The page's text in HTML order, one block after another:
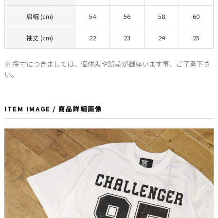
肩幅 (cm) 54 56 58 60
袖丈 (cm) 22 23 24 25
※ 採寸につきましては、個体差や誤差が御座います事、ご了承下さ
い。
ITEM IMAGE / 商品詳細画像